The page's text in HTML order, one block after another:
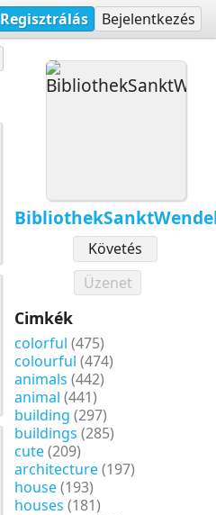
Regisztrálás Bejelentkezés
Követés
Üzenet
Cimkék
colorful (475)
colourful (474)
animals (442)
animal (441)
building (297)
buildings (285)
cute(209)
architecture(197)
house(193)
houses (181)